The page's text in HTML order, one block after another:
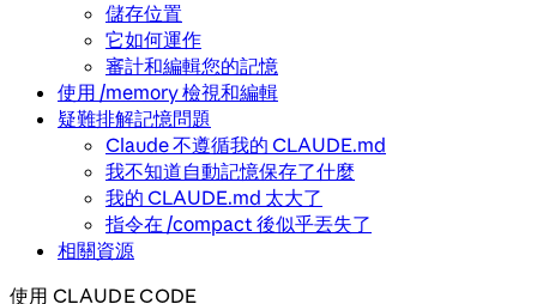
儲存位置
它如何運作
審計和編輯您的記憶
使用 /memory 檢視和編輯
疑難排解記憶問題
Claude 不遵循我的 CLAUDE.md
我不知道自動記憶保存了什麼
我的 CLAUDE.md 太大了
指令在 /compact 後似乎丟失了
相關資源
使用 CLAUDE CODE